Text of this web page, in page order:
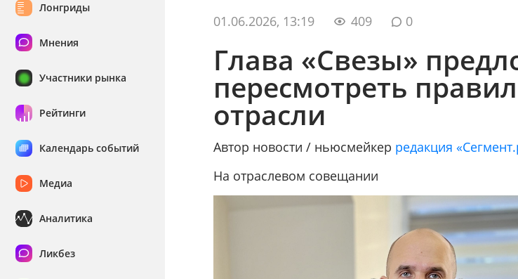
Лонгриды
Мнения
Участники рынка
Рейтинги
Календарь событий
Медиа
Аналитика
Ликбез
01.06.2026, 13:19 409 0
Глава «Свезы»
пересмотреть
отрасли
Автор новости / ньюсмейкер редакция
На отраслевом совещании